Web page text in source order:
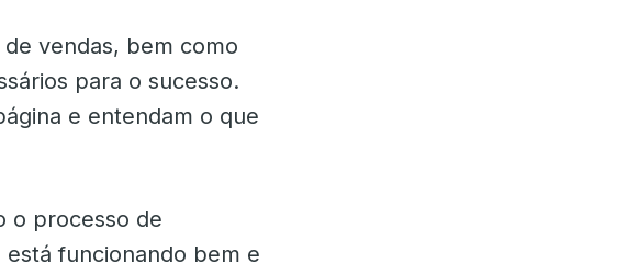
vendas, bem como
para o sucesso.
e entendam o que
o processo de
funcionando bem e